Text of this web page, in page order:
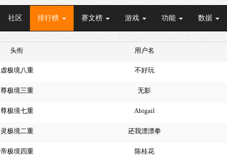
社区 排行榜 赛文榜 游戏 功能 数据
头衔 用户名
虚极境八重 不好玩
尊极境三重 无影
尊极境七重 Abigail
灵极境二重 还我漂漂拳
帝极境四重 陈桂花